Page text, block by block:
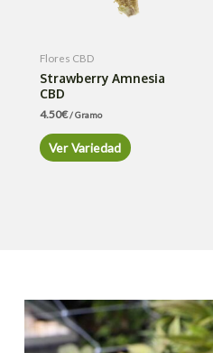
Flores CBD
Strawberry Amnesia
CBD
4.50€/ Gramo
Ver Variedad